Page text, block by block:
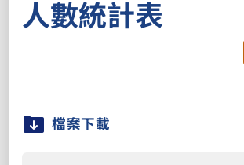
人數統計表
檔案下載